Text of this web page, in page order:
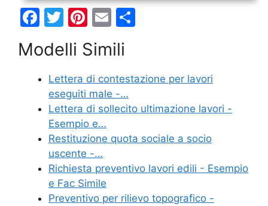
F
c
e
b
o
o
k
T
w
itt
er
Pi
nt
er
e
st
E
m
ai
l
di
di
Modelli Simili
Lettera di contestazione per lavori
eseguiti male -…
Lettera di sollecito ultimazione lavori -
Esempio e…
Restituzione quota sociale a socio
uscente​ -…
Richiesta preventivo lavori edili - Esempio
e Fac Simile
Preventivo per rilievo topografico -